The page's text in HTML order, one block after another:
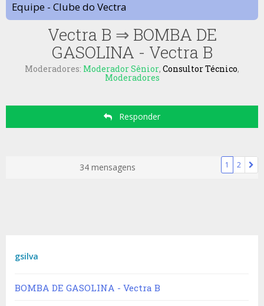
Equipe - Clube do Vectra
Vectra B ⇒ BOMBA DE
GASOLINA - Vectra B
Moderadores: Moderador Sênior, Consultor Técnico,
Moderadores
Responder
34 mensagens 1 2
gsilva
BOMBA DE GASOLINA - Vectra B